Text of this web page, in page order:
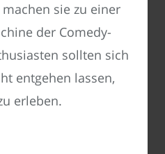
sie zu einer
der Comedy-
sollten sich
entgehen lassen,
erleben.